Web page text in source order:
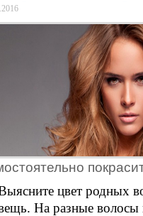
цвет родных
На разные волосы